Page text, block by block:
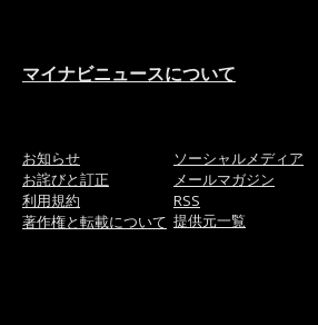
マイナビニュースについて
お知らせ
お詫びと訂正
利用規約
著作権と転載について
ソーシャルメディア
メールマガジン
RSS
提供元一覧